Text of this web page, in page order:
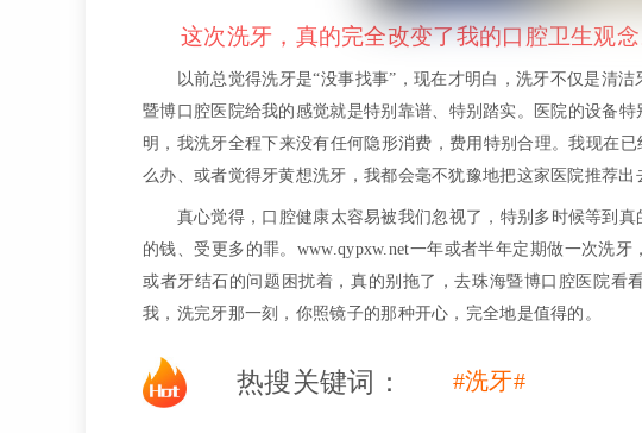
这次洗牙，真的完全改变了我的口腔卫生观念
以前总觉得洗牙是“没事找事”，现在才明白，洗牙不仅是清
暨博口腔医院给我的感觉就是特别靠谱、特别踏实。医院的设备
明，我洗牙全程下来没有任何隐形消费，费用特别合理。我现在
么办、或者觉得牙黄想洗牙，我都会毫不犹豫地把这家医院推荐出
真心觉得，口腔健康太容易被我们忽视了，特别多时候等到
的钱、受更多的罪。www.qypxw.net一年或者半年定期做一次洗
或者牙结石的问题困扰着，真的别拖了，去珠海暨博口腔医院看
我，洗完牙那一刻，你照镜子的那种开心，完全地是值得的。
热搜关键词： #洗牙#